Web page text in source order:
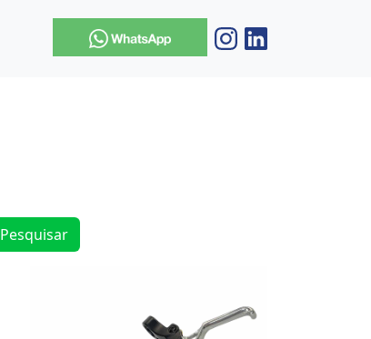
Pesquisar